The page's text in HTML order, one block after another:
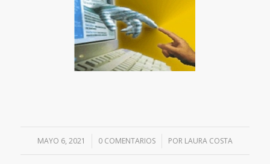
MAYO 6, 2021
/ 0 COMENTARIOS
/ POR LAURA COSTA